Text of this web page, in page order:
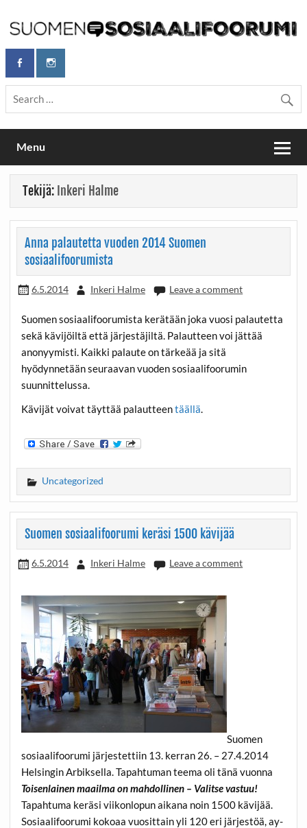
content
Maailmanparannuspäivät / Suomen
Sosiaalifoorumi
Maailmanparannuspäivät Lapinlahden Lähteellä, Helsingissä
26.–27.9.2026
Menu
Tekijä: Inkeri Halme
Anna palautetta vuoden 2014 Suomen
sosiaalifoorumista
6.5.2014 Inkeri Halme Leave a comment
Suomen sosiaalifoorumista kerätään joka vuosi palautetta
sekä kävijöiltä että järjestäjiltä. Palautteen voi jättää
anonyymisti. Kaikki palaute on tärkeää ja sitä
hyödynnetään seuraavan vuoden sosiaalifoorumin
suunnittelussa.
Kävijät voivat täyttää palautteentäällä.
Uncategorized
Suomen sosiaalifoorumi keräsi 1500 kävijää
6.5.2014 Inkeri Halme Leave a comment
Suomen
sosiaalifoorumi järjestettiin 13. kerran 26. – 27.4.2014
Helsingin Arbiksella. Tapahtuman teema oli tänä vuonna
Toisenlainen maailma on mahdollinen – Valitse vastuu!
Tapahtuma keräsi viikonlopun aikana noin 1500 kävijää.
Sosiaalifoorumi kokoaa vuosittain yli 120 eri järjestöä, ay-